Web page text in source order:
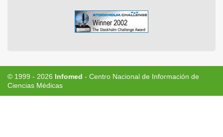
© 1999 - 2026 Infomed - Centro Nacional de Información de
Ciencias Médicas